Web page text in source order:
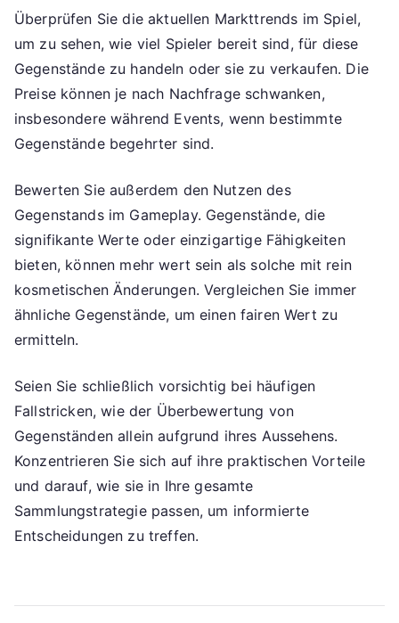
Überprüfen Sie die aktuellen Markttrends im Spiel,
um zu sehen, wie viel Spieler bereit sind, für diese
Gegenstände zu handeln oder sie zu verkaufen. Die
Preise können je nach Nachfrage schwanken,
insbesondere während Events, wenn bestimmte
Gegenstände begehrter sind.
Bewerten Sie außerdem den Nutzen des
Gegenstands im Gameplay. Gegenstände, die
signifikante Werte oder einzigartige Fähigkeiten
bieten, können mehr wert sein als solche mit rein
kosmetischen Änderungen. Vergleichen Sie immer
ähnliche Gegenstände, um einen fairen Wert zu
ermitteln.
Seien Sie schließlich vorsichtig bei häufigen
Fallstricken, wie der Überbewertung von
Gegenständen allein aufgrund ihres Aussehens.
Konzentrieren Sie sich auf ihre praktischen Vorteile
und darauf, wie sie in Ihre gesamte
Sammlungstrategie passen, um informierte
Entscheidungen zu treffen.